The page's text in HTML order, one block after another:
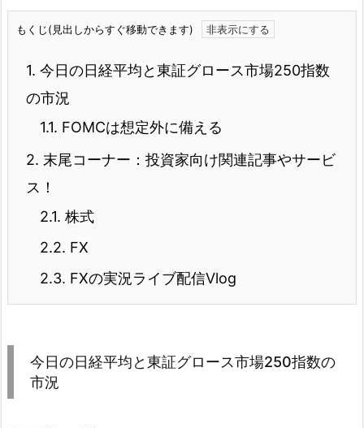
もくじ(見出しからすぐ移動できます)
1. 今日の日経平均と東証グロース市場250指数
の市況
1.1. FOMCは想定外に備える
2. 末尾コーナー：投資家向け関連記事やサービ
ス！
2.1. 株式
2.2. FX
2.3. FXの実況ライブ配信Vlog
今日の日経平均と東証グロース市場250指数の
市況